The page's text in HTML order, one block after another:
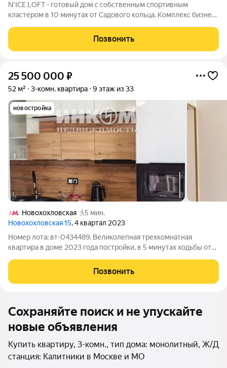
N'ICE LOFT - готовый дом с собственным спортивным
кластером в 10 минутах от Садового кольца. Комплекс бизнес-
компания КОЛДИ, представляет собой знаковое жилое
пространство, на территории которого
Позвонить
25 500 000 ₽
52 м² 3-комн. квартира 9 этаж из 33
новостройка
Новохохловская
5 мин.
Новохохловская 15, 4 квартал 2023
Номер лота: вт-0434489. Великолепная трехкомнатная
квартира в доме 2023 года постройки, в 5 минутах ходьбы от
Квартира оборудована необходимой мебелью и техникой.
Кухня оборудована современной
Позвонить
Сохраняйте поиск и не упускайте
новые объявления
Купить квартиру, 3-комн., тип дома: монолитный, Ж/Д
станция: Калитники в Москве и МО